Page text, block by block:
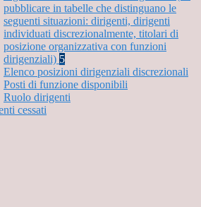
pubblicare in tabelle che distinguano le
seguenti situazioni: dirigenti, dirigenti
individuati discrezionalmente, titolari di
posizione organizzativa con funzioni
dirigenziali) 5
Elenco posizioni dirigenziali discrezionali
Posti di funzione disponibili
Ruolo dirigenti
cessati